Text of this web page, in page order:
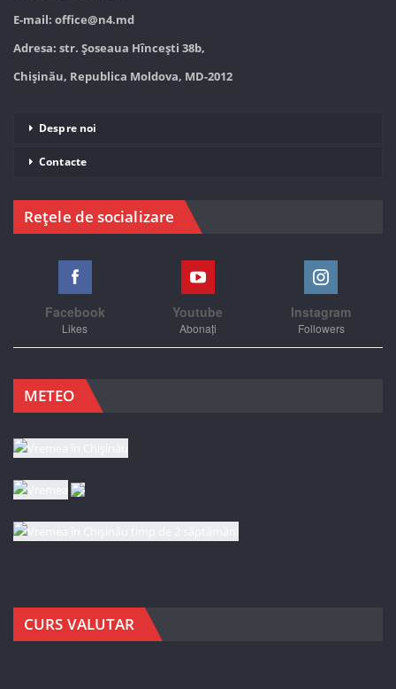
E-mail: office@n4.md
Adresa: str. Șoseaua Hînceşti 38b,
Chișinău, Republica Moldova, MD-2012
Despre noi
Contacte
Rețele de socializare
Facebook
Likes
Youtube
Abonați
Instagram
Followers
METEO
CURS VALUTAR